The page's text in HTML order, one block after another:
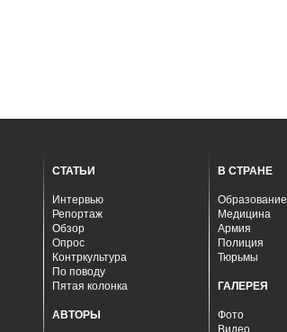
СТАТЬИ
Интервью
Репортаж
Обзор
Опрос
Контркультура
По поводу
Пятая колонка
АВТОРЫ
В СТРАНЕ
Образование
Медицина
Армия
Полиция
Тюрьмы
ГАЛЕРЕЯ
Фото
Видео